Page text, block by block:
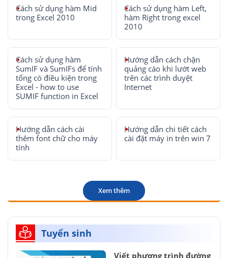
Cách sử dụng hàm Mid
trong Excel 2010
Cách sử dụng hàm Left,
hàm Right trong excel
2010
Cách sử dụng hàm
SumIF và SumIFs để tính
tổng có điều kiện trong
Excel - how to use
SUMIF function in Excel
Hướng dẫn cách chặn
quảng cáo khi lướt web
trên các trình duyệt
Internet
Hướng dẫn cách cài
thêm font chữ cho máy
tính
Hướng dẫn chi tiết cách
cài đặt máy in trên win 7
Xem thêm
Tuyển sinh
Viết phương trình đường